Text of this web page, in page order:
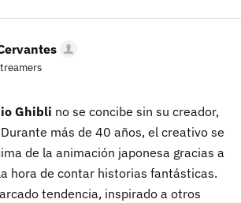
Ghibli no se concibe sin su creador,
más de 40 años, el creativo se
de la animación japonesa gracias a
hora de contar historias fantásticas.
tendencia, inspirado a otros